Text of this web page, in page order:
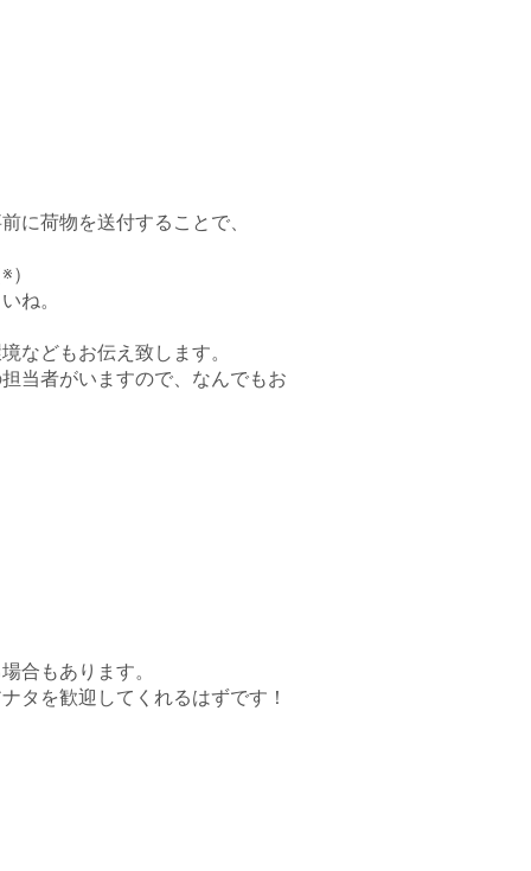
に荷物を送付することで、
ね。
などもお伝え致します。
当者がいますので、なんでもお
合もあります。
タを歓迎してくれるはずです！